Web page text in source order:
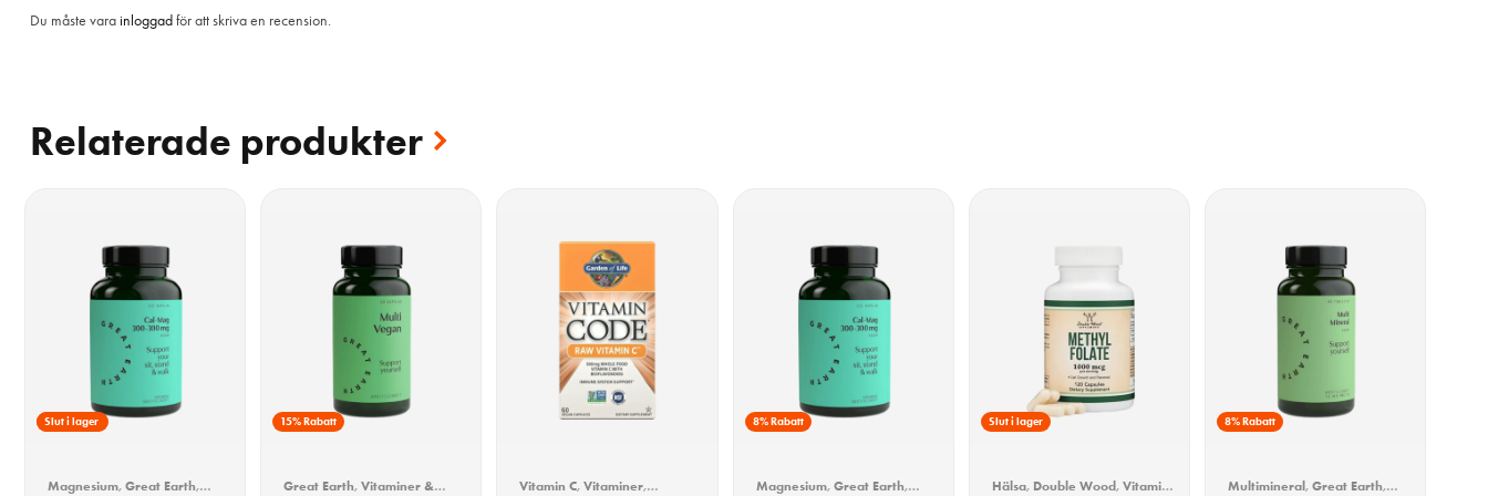
Du måste varainloggadför att skriva en recension.
Relaterade produkter
15% Rabatt
Slut i lager
Magnesium, Great Earth,
15% Rabatt
Great Earth,Vitaminer &
Vitamin C,Vitaminer,
8% Rabatt
Magnesium, Great Earth,
Slut i lager
Hälsa, Double Wood, Vitamin
8% Rabatt
Multimineral, Great Earth,